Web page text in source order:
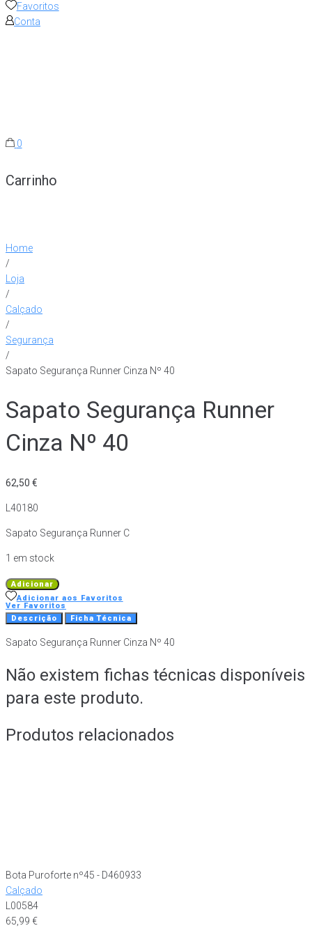
Favoritos
Conta
0
Carrinho
Home
/
Loja
/
Calçado
/
Segurança
/
Sapato Segurança Runner Cinza Nº 40
Sapato Segurança Runner
Cinza Nº 40
62,50 €
L40180
Sapato Segurança Runner C
1 em stock
Quantidade
de
Sapato
Runner
Nº
Adicionar
Adicionar aos Favoritos
Ver Favoritos
Descrição
Ficha Técnica
Sapato Segurança Runner Cinza Nº 40
Não existem fichas técnicas disponíveis
para este produto.
Produtos relacionados
Bota Puroforte nº45 - D460933
Calçado
L00584
65,99 €